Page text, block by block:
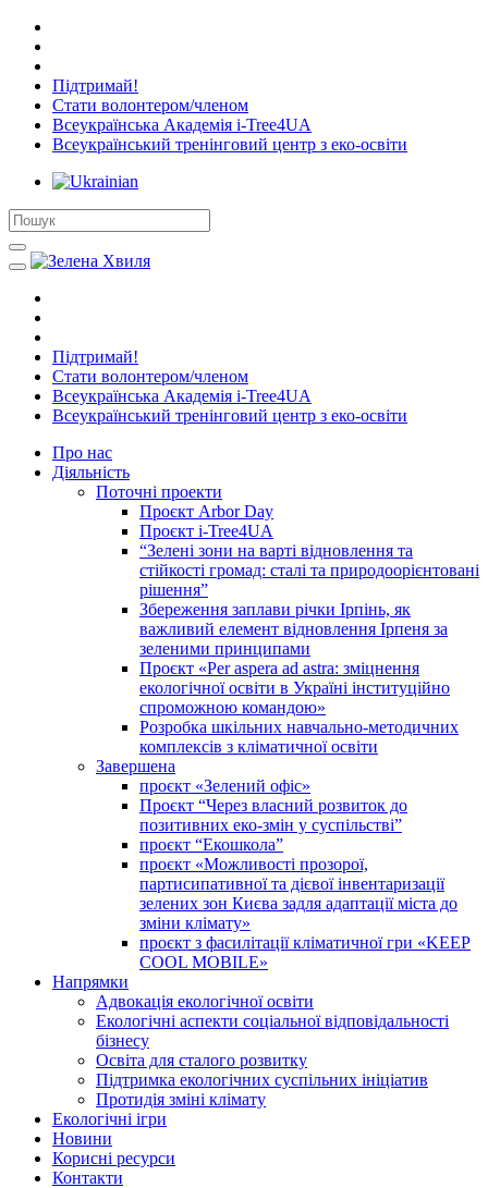
Підтримай!
Стати волонтером/членом
Всеукраїнська Академія i-Tree4UA
Всеукраїнський тренінговий центр з еко-освіти
Підтримай!
Стати волонтером/членом
Всеукраїнська Академія i-Tree4UA
Всеукраїнський тренінговий центр з еко-освіти
Про нас
Діяльність
Поточні проекти
Проєкт Arbor Day
Проєкт i-Tree4UA
“Зелені зони на варті відновлення та
стійкості громад: cталі та природоорієнтовані
рішення”
Збереження заплави річки Ірпінь, як
важливий елемент відновлення Ірпеня за
зеленими принципами
Проєкт «Per aspera ad astra: зміцнення
екологічної освіти в Україні інституційно
спроможною командою»
Розробка шкільних навчально-методичних
комплексів з кліматичної освіти
Завершена
проєкт «Зелений офіс»
Проєкт “Через власний розвиток до
позитивних еко-змін у суспільстві”
проєкт “Екошкола”
проєкт «Можливості прозорої,
партисипативної та дієвої інвентаризації
зелених зон Києва задля адаптації міста до
зміни клімату»
проєкт з фасилітації кліматичної гри «KEEP
COOL MOBILE»
Напрямки
Адвокація екологічної освіти
Екологічні аспекти соціальної відповідальності
бізнесу
Освіта для сталого розвитку
Підтримка екологічних суспільних ініціатив
Протидія зміні клімату
Екологічні ігри
Новини
Корисні ресурси
Контакти